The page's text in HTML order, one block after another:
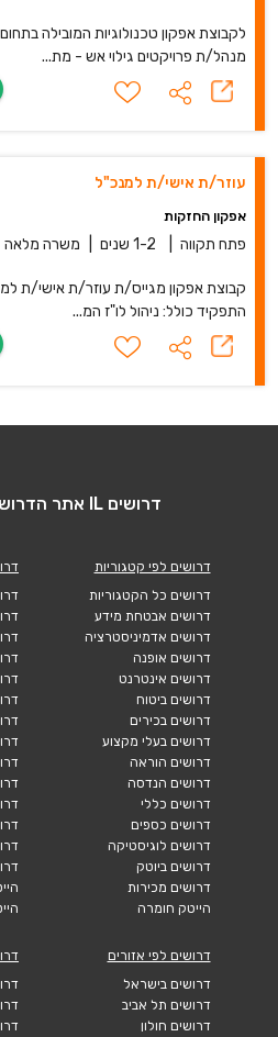
לקבוצת אפקון טכנולוגיות המובילה
מנהל/ת פרויקטים גילוי אש - מת...
עוזר/ת אישי/ת למנכ"ל
אפקון החזקות
פתח תקווה 1-2 שנים משרה מלאה
קבוצת אפקון מגייס/ת עוזר/ת אישי/ת
התפקיד כולל: ניהול לו"ז המ...
דרושים IL אתר הדרושים של ישראל
דרושים לפי קטגוריות
דרושים כל הקטגוריות
דרושים אבטחת מידע
דרושים אדמיניסטרציה
דרושים אופנה
דרושים אינטרנט
דרושים ביטוח
דרושים בכירים
דרושים בעלי מקצוע
דרושים הוראה
דרושים הנדסה
דרושים כללי
דרושים כספים
דרושים לוגיסטיקה
דרושים ביוטק
דרושים מכירות
הייטק חומרה
דרושים לפי אזורים
דרושים בישראל
דרושים תל אביב
דרושים חולון